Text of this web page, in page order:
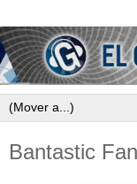
Bantastic